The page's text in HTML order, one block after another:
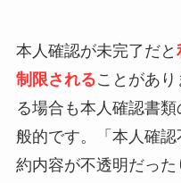
本人確認が未完了だと
制限されることがあ
る場合も本人確認書
般的です。「本人確
約内容が不透明だっ